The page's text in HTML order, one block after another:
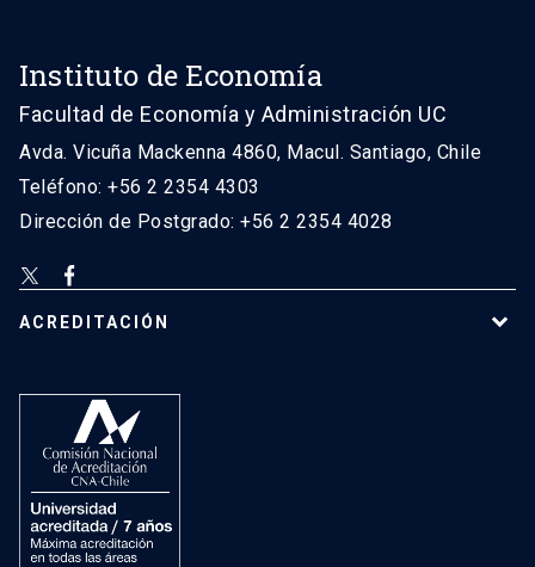
Instituto de Economía
Facultad de Economía y Administración UC
Avda. Vicuña Mackenna 4860, Macul. Santiago, Chile
Teléfono: +56 2 2354 4303
Dirección de Postgrado: +56 2 2354 4028
ACREDITACIÓN